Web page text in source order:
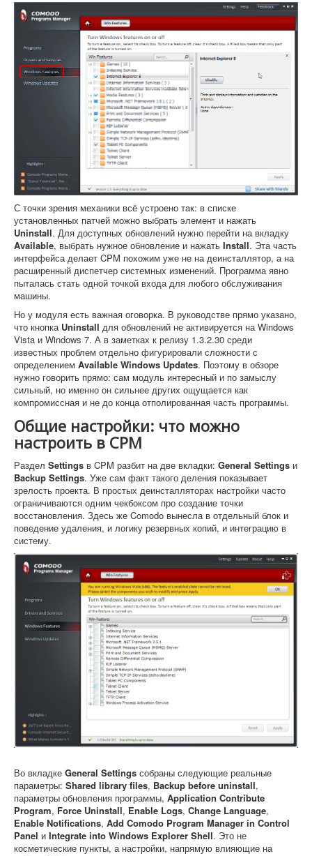
С точки зрения механики всё устроено так: в списке
установленных патчей можно выбрать элемент и нажать
Uninstall. Для доступных обновлений нужно перейти на вкладку
Available, выбрать нужное обновление и нажать Install. Эта часть
интерфейса делает CPM похожим уже не на деинсталлятор, а на
расширенный диспетчер системных изменений. Программа явно
пыталась стать одной точкой входа для любого обслуживания
машины.
Но у модуля есть важная оговорка. В руководстве прямо указано,
что кнопка Uninstall для обновлений не активируется на Windows
Vista и Windows 7. А в заметках к релизу 1.3.2.30 среди
известных проблем отдельно фигурировали сложности с
определением Available Windows Updates. Поэтому в обзоре
нужно говорить прямо: сам модуль интересный и по замыслу
сильный, но именно он сильнее других ощущается как
компромиссная и не до конца отполированная часть программы.
Общие настройки: что можно
настроить в CPM
Раздел Settings в CPM разбит на две вкладки: General Settings и
Backup Settings. Уже сам факт такого деления показывает
зрелость проекта. В простых деинсталляторах настройки часто
ограничиваются одним чекбоксом про создание точки
восстановления. Здесь же Comodo вынесла в отдельный блок и
поведение удаления, и логику резервных копий, и интеграцию в
систему.
Во вкладке General Settings собраны следующие реальные
параметры: Shared library files, Backup before uninstall,
параметры обновления программы, Application Contribute
Program, Force Uninstall, Enable Logs, Change Language,
Enable Notifications, Add Comodo Program Manager in Control
Panel и Integrate into Windows Explorer Shell. Это не
косметические пункты, а настройки, напрямую влияющие на